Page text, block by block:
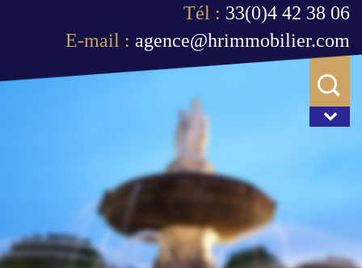
Tél : 33(0)4 42 38 06
E-mail : agence@hrimmobilier.com